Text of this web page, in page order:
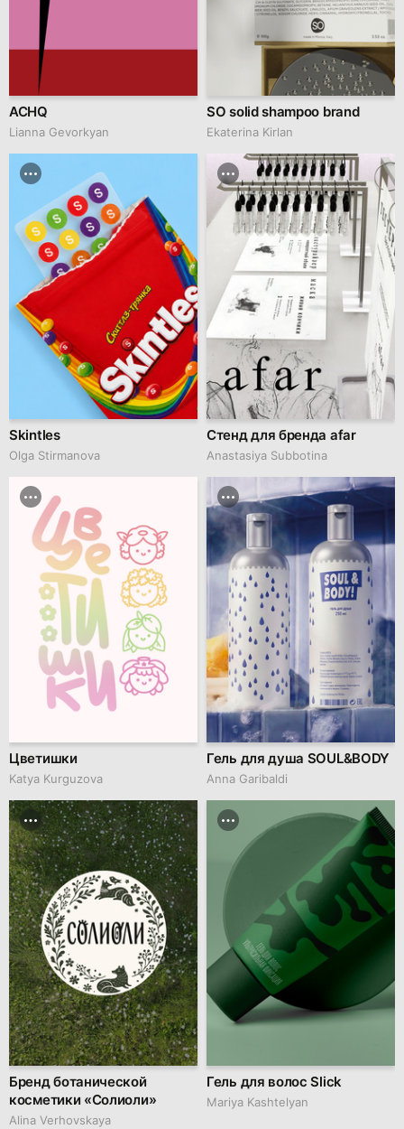
ACHQ
Lianna Gevorkyan
SO solid shampoo brand
Ekaterina Kirlan
Skintles
Olga Stirmanova
Стенд для бренда afar
Anastasiya Subbotina
Цветишки
Katya Kurguzova
Гель для душа SOUL&BODY
Anna Garibaldi
Бренд ботанической
косметики «Солиоли»
Alina Verhovskaya
Гель для волос Slick
Mariya Kashtelyan